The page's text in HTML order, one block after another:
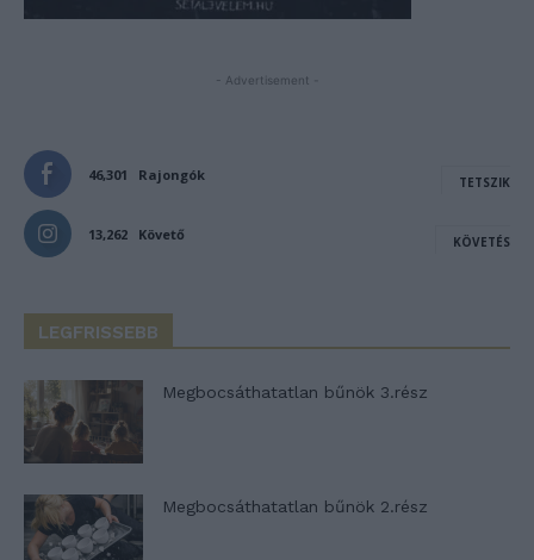
- Advertisement -
46,301 Rajongók TETSZIK
13,262 Követő KÖVETÉS
LEGFRISSEBB
Megbocsáthatatlan bűnök 3.rész
Megbocsáthatatlan bűnök 2.rész